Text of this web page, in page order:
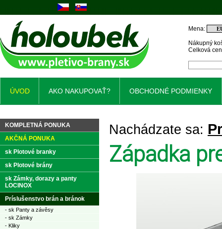
Nachádzate sa:
Západka
KOMPLETNÁ PONUKA
AKČNÁ PONUKA
sk Plotové branky
sk Plotové brány
sk Zámky, dorazy a panty
LOCINOX
Príslušenstvo brán a bránok
- sk Panty a závěsy
- sk Zámky
- Kliky
Nákupný
Celková
Mena:
ÚVOD AKO NAKUPOVAŤ? OBCHODNÉ PODMIENKY